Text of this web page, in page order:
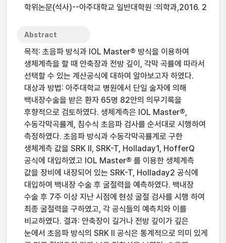
학위논문(석사)--아주대학교 일반대학원 :의학과,2016. 2
Abstract
목적: 초음파 방식과 IOL Master® 방식을 이용하여
생체계측을 할 때 안축장과 전방 깊이, 각막 곡률에 따라서
선택할 수 있는 계산공식에 대하여 알아보고자 하였다.
대상과 방법: 아주대학교 병원에서 단일 술자에 의해
백내장수술을 받은 환자 65명 82안의 의무기록을
후향적으로 검토하였다. 생체계측은 IOL Master®,
수동각막곡률계, 침수식 초음파 검사를 순서대로 시행하여
측정하였다. 초음파 방식과 수동각막곡률계로 구한
생체계측 값을 SRK II, SRK-T, Holladay1, HofferQ
공식에 대입하였고 IOL Master® 를 이용한 생체계측
값을 장비에 내장되어 있는 SRK-T, Holladay2 공식에
대입하여 백내장 수술 후 굴절력을 예측하였다. 백내장
수술 후 7주 이상 지난 시점에 현성 굴절 검사를 시행 하여
최종 굴절력을 구하였고, 각 공식들의 예측치와 이를
비교하였다. 결과: 안축장이 길거나 전방 깊이가 깊은
눈에서 초음파 방식의 SRK II 공식은 통계적으로 의미 있게